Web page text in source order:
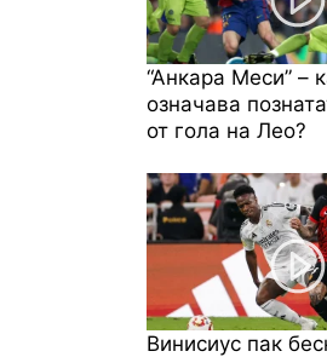
“Анкара Меси” –
означава
от гола на Лео?
Винисиус пак